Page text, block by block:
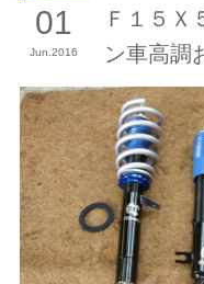
01
Jun 2016
Ｆ１５Ｘ
ン車高調